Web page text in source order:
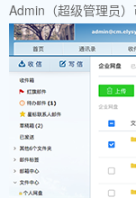
Admin（超级管理员